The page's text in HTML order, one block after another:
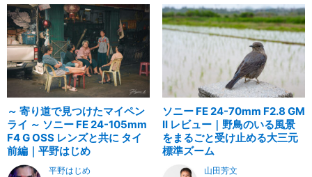
～ 寄り道で見つけたマイペン
ライ ～ ソニー FE 24-105mm
F4 G OSS レンズと共に タイ
前編｜平野はじめ
平野はじめ
ソニー FE 24-70mm F2.8 GM
II レビュー｜野鳥のいる風景
をまるごと受け止める大三元
標準ズーム
山田芳文